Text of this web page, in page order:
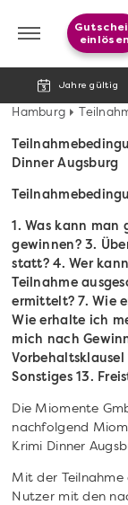
Jahre gültig
einlösen
Hamburg
Dinner Augsburg
1. Was kann man
gewinnen? 3.
statt? 4. Wer
Teilnahme
ermittelt? 7. Wie
Wie erhalte ich
mich nach
Vorbehaltsklausel
Sonstiges 13.
Die Miomente
nachfolgend
Krimi Dinner
Mit der Teilnahme
Nutzer mit den